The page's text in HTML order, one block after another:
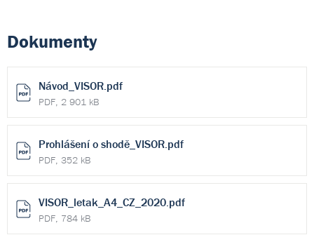
Dokumenty
Návod_VISOR.pdf
PDF, 2 901 kB
Prohlášení o shodě_VISOR.pdf
PDF, 352 kB
VISOR_letak_A4_CZ_2020.pdf
PDF, 784 kB